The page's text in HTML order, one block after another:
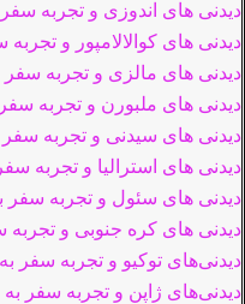
دیدنی های اندوزی و تجربه سفر
دیدنی های کوالالامپور و تجربه
دیدنی های مالزی و تجربه سفر
دیدنی های ملبورن و تجربه
دیدنی های سیدنی و تجربه
دیدنی های استرالیا و تجربه
دیدنی های سئول و تجربه سفر
دیدنی های کره جنوبی و تجربه
دیدنی‌های توکیو و تجربه سفر به
دیدنی‌های ژاپن و تجربه سفر به